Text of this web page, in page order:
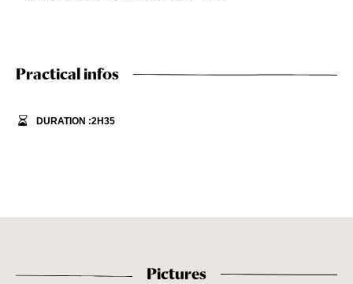
Practical infos
DURATION :2H35
Pictures